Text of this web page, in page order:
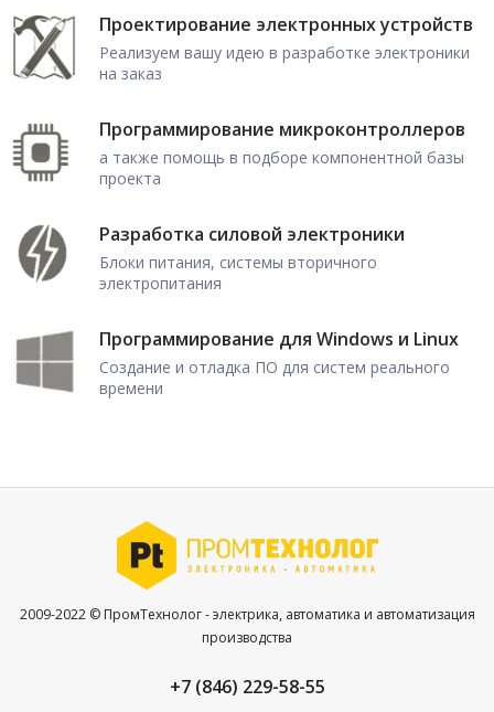
Проектирование электронных устройств
Реализуем вашу идею в разработке электроники
на заказ
Программирование микроконтроллеров
а также помощь в подборе компонентной базы
проекта
Разработка силовой электроники
Блоки питания, системы вторичного
электропитания
Программирование для Windows и Linux
Создание и отладка ПО для систем реального
времени
2009-2022 © ПромТехнолог - электрика, автоматика и автоматизация
производства
+7 (846) 229-58-55